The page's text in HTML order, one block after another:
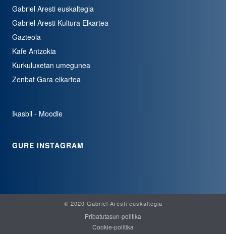
Gabriel Aresti euskaltegia
Gabriel Aresti Kultura Elkartea
Gazteola
Kafe Antzokia
Kurkuluxetan umegunea
Zenbat Gara elkartea
Ikasbil - Moodle
GURE INSTAGRAM
© 2020 Gabriel Aresti euskaltegia
Pribatutasun-politika
Cookie-politika